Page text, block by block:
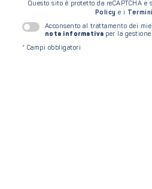
Questo sito è protetto da reCAPTCHA e
Policy e i
Acconsento al trattamento dei
nota informativa per la
* Campi obbligatori